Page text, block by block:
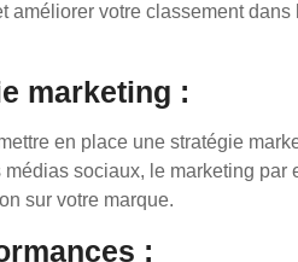
améliorer votre classement dans
marketing :
en place une stratégie
sociaux, le marketing par
sur votre marque.
: